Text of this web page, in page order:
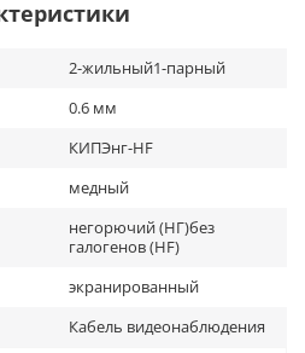
2-жильный1-парный
0.6 мм
КИПЭнг-HF
медный
негорючий (НГ)без
галогенов (HF)
экранированный
Кабель видеонаблюдения